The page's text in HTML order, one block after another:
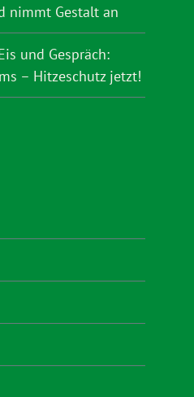
nimmt Gestalt an
und Gespräch:
– Hitzeschutz jetzt!